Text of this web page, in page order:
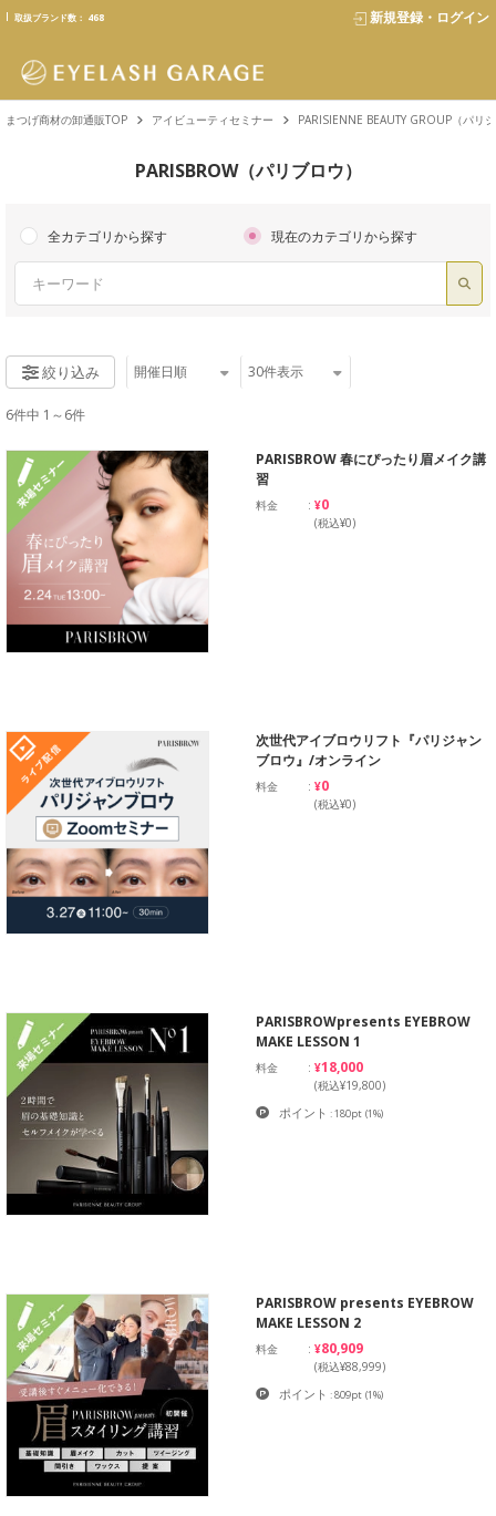
取扱ブランド数： 468 新規登録・ログイン
まつげ商材の卸通販TOP アイビューティセミナー PARISIENNE BEAUTY GROUP（パリ
PARISBROW（パリブロウ）
全カテゴリから探す 現在のカテゴリから探す
絞り込み 開催⽇順 30件表示
6件中 1～6件
PARISBROW 春にぴったり眉メイク講
習
料金 ¥0
(税込¥0)
次世代アイブロウリフト『パリジャン
ブロウ』/オンライン
料金 ¥0
(税込¥0)
PARISBROWpresents EYEBROW
MAKE LESSON 1
料金 ¥18,000
(税込¥19,800)
ポイント : 180pt (1%)
PARISBROW presents EYEBROW
MAKE LESSON 2
料金 ¥80,909
(税込¥88,999)
ポイント : 809pt (1%)